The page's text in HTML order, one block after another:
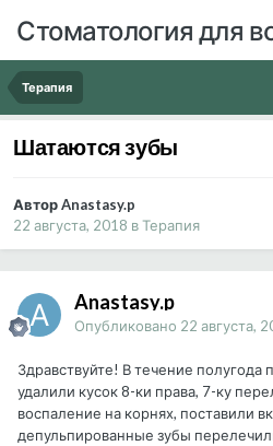
Стоматология для
Терапия
Шатаются зубы
Автор Anastasy.p
22 августа, 2018 вТерапия
Anastasy.p
Опубликовано 22 августа,
Здравствуйте! В течение
удалили кусок 8-ки права, 7-ку
воспаление на корнях, поставили
депульпированные зубы